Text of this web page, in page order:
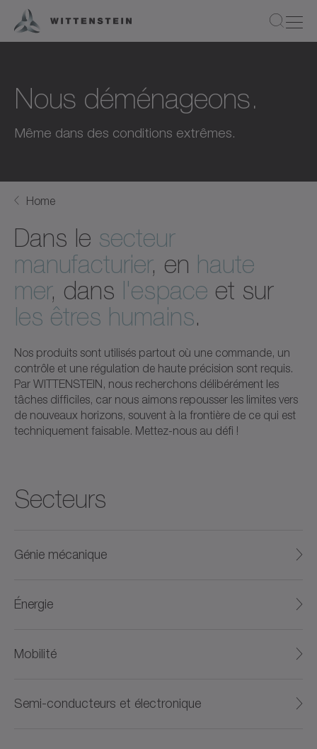
Nous déménageons.
Même dans des conditions extrêmes.
Home
Dans le secteur
manufacturier, en haute
mer, dans l'espace et sur
les êtres humains.
Nos produits sont utilisés partout où une commande, un
contrôle et une régulation de haute précision sont requis.
Par WITTENSTEIN, nous recherchons délibérément les
tâches difficiles, car nous aimons repousser les limites vers
de nouveaux horizons, souvent à la frontière de ce qui est
techniquement faisable. Mettez-nous au défi !
Secteurs
Génie mécanique
Énergie
Mobilité
Semi-conducteurs et électronique